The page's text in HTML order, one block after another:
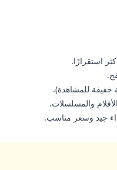
استقرارًا.
للمشاهدة).
والمسلسلات.
جيد وسعر مناسب.